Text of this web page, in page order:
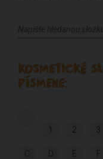
KOSMETICKÉ
PÍSMENE:
1 2 3
C D E F